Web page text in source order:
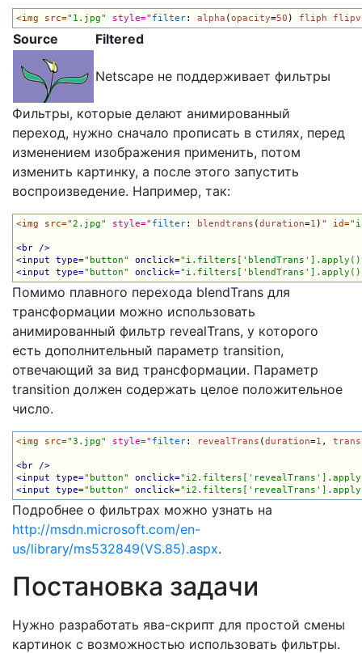
<img src="1.jpg" style=" filter: alpha (opacity=50 ) fliph flipv
Source Filtered
Netscape не поддерживает фильтры
Фильтры, которые делают анимированный
переход, нужно сначало прописать в стилях, перед
изменением изображения применить, потом
изменить картинку, а после этого запустить
воспроизведение. Например, так:
<img src="2.jpg" style=" filter: blendtrans (duration=1 ) " id=
<br />
<input type="button" onclick=
<input type="button" onclick=
Помимо плавного перехода blendTrans для
трансформации можно использовать
анимированный фильтр revealTrans, у которого
есть дополнительный параметр transition,
отвечающий за вид трансформации. Параметр
transition должен содержать целое положительное
число.
<img src="3.jpg" style=" filter: revealTrans (duration=1 ,
<br />
<input type="button" onclick=
<input type="button" onclick=
Подробнее о фильтрах можно узнать на
http://msdn.microsoft.com/en-
us/library/ms532849(VS.85).aspx.
Постановка задачи
Нужно разработать ява-скрипт для простой смены
картинок с возможностью использовать фильтры.